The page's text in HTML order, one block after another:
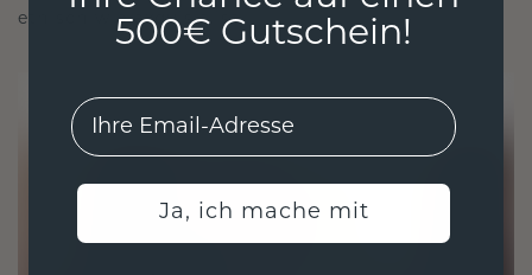
ethisch wie exquisit ist.
500€ Gutschein!
EMail
Ja, ich mache mit